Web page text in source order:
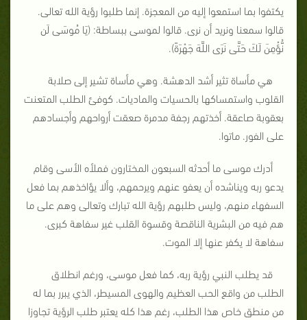
يكتفوا بما استمعوا إليه من المعجزة. إنما طلبوا رؤية الله تعالى.
قالوا سمعنا ونريد أن نرى. قالوا لموسى ببساطة: (يَا مُوسَى لَن
نُّؤْمِنَ لَكَ حَتَّى نَرَى اللَّهَ جَهْرَةً).
هي مأساة تثير أشد الدهشة. وهي مأساة تشير إلى صلابة
القلوب واستمساكها بالحسيات والماديات. كوفئ الطلب المتعنت
بعقوبة صاعقة. أخذتهم رجفة مدمرة صعقت أرواحهم وأجسادهم
على الفور. ماتوا.
أدرك موسى ما أحدثه السبعون المختارون فملأه الأسى وقام
يدعو ربه ويناشده أن يعفو عنهم ويرحمهم، وألا يؤاخذهم بما فعل
السفهاء منهم، وليس طلبهم رؤية الله تبارك وتعالى وهم على ما
هم فيه من البشرية الناقصة وقسوة القلب غير سفاهة كبرى.
سفاهة لا يكفر عنها إلا الموت.
قد يطلب النبي رؤية ربه، كما فعل موسى، ورغم انطلاق
الطلب من واقع الحب العظيم والهوى المسيطر، الذي يبرر بما له
من منطق خاص هذا الطلب، رغم هذا كله يعتبر طلب الرؤية تجاوزا